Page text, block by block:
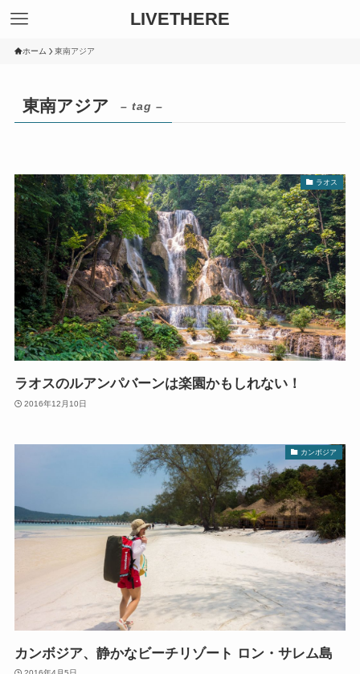
LIVETHERE
ホーム 東南アジア
東南アジア – tag –
ラオス
ラオスのルアンパバーンは楽園かもしれない！
2016年12月10日
カンボジア
カンボジア、静かなビーチリゾート ロン・サレム島